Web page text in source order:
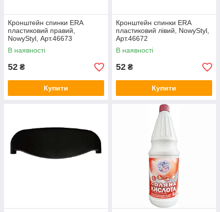
Кронштейн спинки ERA
пластиковий правий,
NowyStyl, Арт.46673
В наявності
52 ₴
Купити
Кронштейн спинки ERA
пластиковий лівий, NowyStyl,
Арт.46672
В наявності
52 ₴
Купити